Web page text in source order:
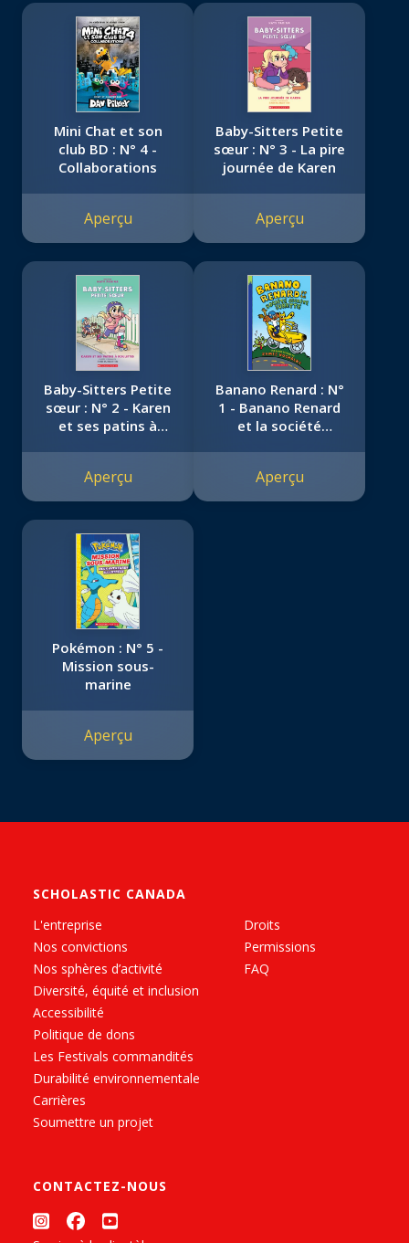
Mini Chat et son
club BD : N° 4 -
Collaborations
Aperçu
Baby-Sitters Petite
sœur : N° 3 - La pire
journée de Karen
Aperçu
Baby-Sitters Petite
sœur : N° 2 - Karen
et ses patins à
Aperçu
Banano Renard : N°
1 - Banano Renard
et la société
Aperçu
Pokémon : N° 5 -
Mission sous-
marine
Aperçu
SCHOLASTIC CANADA
L'entreprise
Nos convictions
Nos sphères d’activité
Diversité, équité et inclusion
Accessibilité
Politique de dons
Les Festivals commandités
Durabilité environnementale
Carrières
Soumettre un projet
Droits
Permissions
FAQ
CONTACTEZ-NOUS